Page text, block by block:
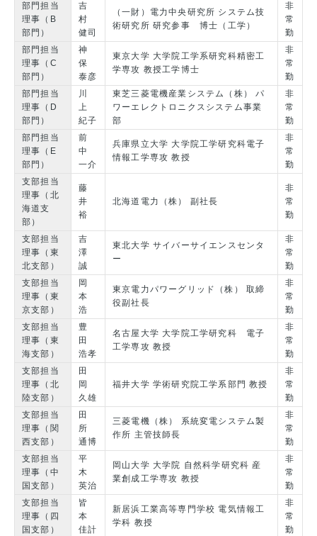
部門担当
理事（B
部門）
吉
村
健司
（一財）電力中央研究所 システム技
術研究所 研究参事 博士（工学）
非
常
勤
部門担当
理事（C
部門）
神
保
泰彦
東京大学 大学院工学系研究科精密工
学専攻 教授工学博士
非
常
勤
部門担当
理事（D
部門）
川
上
紀子
東芝三菱電機産業システム（株） パ
ワーエレクトロニクスシステム事業
部
非
常
勤
部門担当
理事（E
部門）
前
中
一介
兵庫県立大学 大学院工学研究科電子
情報工学専攻 教授
非
常
勤
支部担当
理事（北
海道支
部）
藤
井
裕
北海道電力（株） 副社長
非
常
勤
支部担当
理事（東
北支部）
吉
澤
誠
東北大学 サイバーサイエンスセンタ
ー
非
常
勤
支部担当
理事（東
京支部）
岡
本
浩
東京電力パワーグリッド（株） 取締
役副社長
非
常
勤
支部担当
理事（東
海支部）
豊
田
浩孝
名古屋大学 大学院工学研究科 電子
工学専攻 教授
非
常
勤
支部担当
理事（北
陸支部）
田
岡
久雄
福井大学 学術研究院工学系部門 教授
非
常
勤
支部担当
理事（関
西支部）
田
所
通博
三菱電機（株） 系統変電システム製
作所 主管技師長
非
常
勤
支部担当
理事（中
国支部）
平
木
英治
岡山大学 大学院 自然科学研究科 産
業創成工学専攻 教授
非
常
勤
支部担当
理事（四
国支部）
皆
本
佳計
新居浜工業高等専門学校 電気情報工
学科 教授
非
常
勤